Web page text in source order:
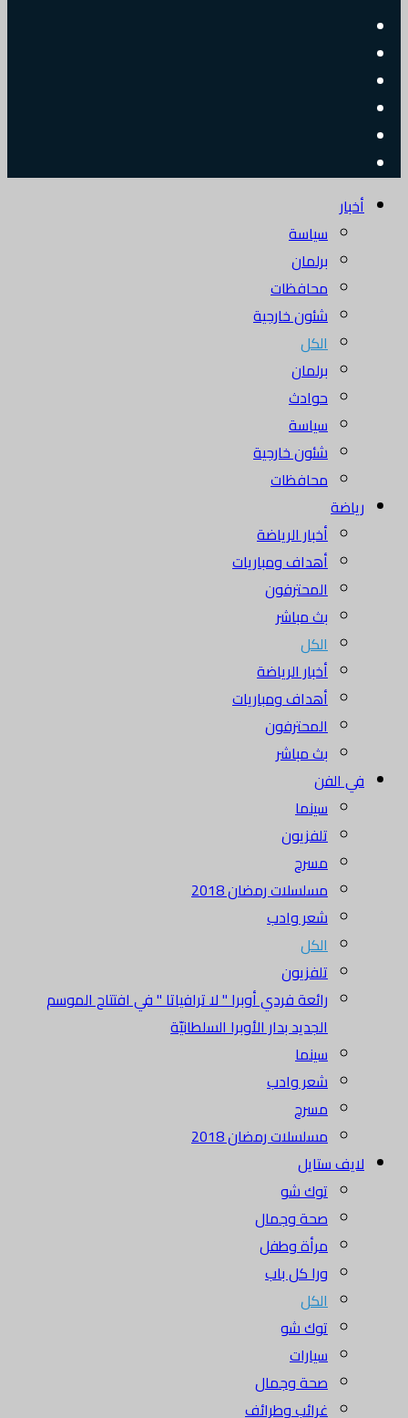
أخبار
سياسة
برلمان
محافظات
شئون خارجية
الكل
برلمان
حوادث
سياسة
شئون خارجية
محافظات
رياضة
أخبار الرياضة
أهداف ومباريات
المحترفون
بث مباشر
الكل
أخبار الرياضة
أهداف ومباريات
المحترفون
بث مباشر
في الفن
سينما
تلفزيون
مسرح
مسلسلات رمضان 2018
شعر وادب
الكل
تلفزيون
رائعة فردي أوبرا " لا ترافياتا " في افتتاح الموسم
الجديد بدار الأوبرا السلطانيّة
سينما
شعر وادب
مسرح
مسلسلات رمضان 2018
لايف ستايل
توك شو
صحة وجمال
مرأة وطفل
ورا كل باب
الكل
توك شو
سيارات
صحة وجمال
غرائب وطرائف